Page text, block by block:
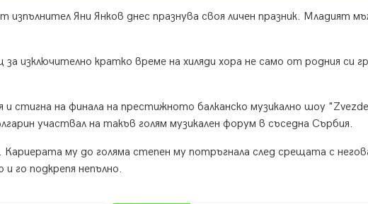
изпълнител Яни Янков днес празнува своя личен празник. Младият
изключително кратко време на хиляди хора не само от родния си
и стигна на финала на престижното балканско музикално шоу "Zvezde
участвал на такъв голям музикален форум в съседна Сърбия.
Кариерата му до голяма степен му потръгнала след срещата с
го подкрепя непълно.